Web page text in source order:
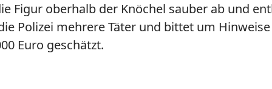
Figur oberhalb der Knöchel sauber ab und
Polizei mehrere Täter und bittet um
Euro geschätzt.